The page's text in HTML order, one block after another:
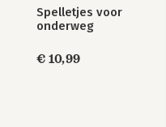
Spelletjes voor
onderweg
€ 10,99